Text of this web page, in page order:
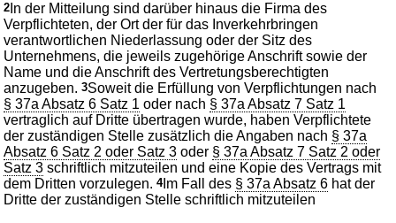
2 In der Mitteilung sind darüber hinaus die Firma des
Verpflichteten, der Ort der für das Inverkehrbringen
verantwortlichen Niederlassung oder der Sitz des
Unternehmens, die jeweils zugehörige Anschrift sowie der
Name und die Anschrift des Vertretungsberechtigten
anzugeben.3Soweit die Erfüllung von Verpflichtungen nach
§ 37a Absatz 6 Satz 1 oder nach § 37a Absatz 7 Satz 1
vertraglich auf Dritte übertragen wurde, haben Verpflichtete
der zuständigen Stelle zusätzlich die Angaben nach § 37a
Absatz 6 Satz 2 oder Satz 3 oder § 37a Absatz 7 Satz 2 oder
Satz 3 schriftlich mitzuteilen und eine Kopie des Vertrags mit
dem Dritten vorzulegen.4Im Fall des § 37a Absatz 6 hat der
Dritte der zuständigen Stelle schriftlich mitzuteilen